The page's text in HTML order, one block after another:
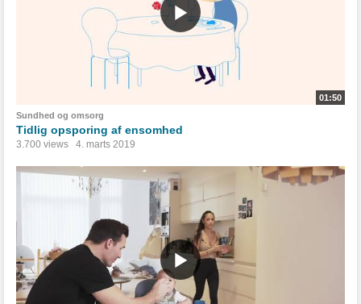
01:50
Sundhed og omsorg
Tidlig opsporing af ensomhed
3.700 views 4. marts 2019